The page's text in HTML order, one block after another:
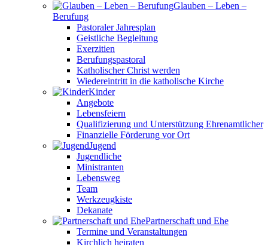
Glauben – Leben –
Berufung
Pastoraler Jahresplan
Geistliche Begleitung
Exerzitien
Berufungspastoral
Katholischer Christ werden
Wiedereintritt in die katholische Kirche
Kinder
Angebote
Lebensfeiern
Qualifizierung und Unterstützung Ehrenamtlicher
Finanzielle Förderung vor Ort
Jugend
Jugendliche
Ministranten
Lebensweg
Team
Werkzeugkiste
Dekanate
Partnerschaft und Ehe
Termine und Veranstaltungen
Kirchlich heiraten